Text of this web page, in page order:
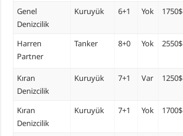
Genel
Denizcilik
Kuruyük 6+1 Yok 1750$
Harren
Partner
Tanker 8+0 Yok 2550$
Kıran
Denizcilik
Kuruyük 7+1 Var 1250$
Kıran
Denizcilik
Kuruyük 7+1 Yok 1700$